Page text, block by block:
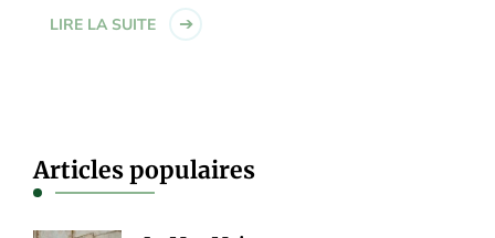
LIRE LA SUITE
Articles populaires